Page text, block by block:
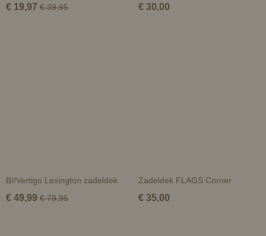
€ 19,97 € 39,95 € 30,00
B//Vertigo Lexington zadeldek
€ 49,99 € 79,95
Zadeldek FLAGS Corner
€ 35,00